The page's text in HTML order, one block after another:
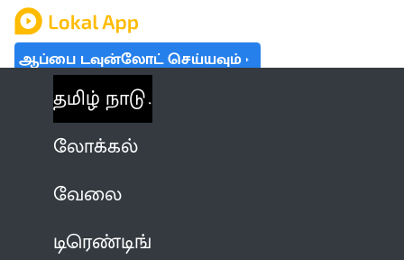
ஆப்பை டவுன்லோட் செய்யவும்
தமிழ் நாடு
லோக்கல்
வேலை
டிரெண்டிங்